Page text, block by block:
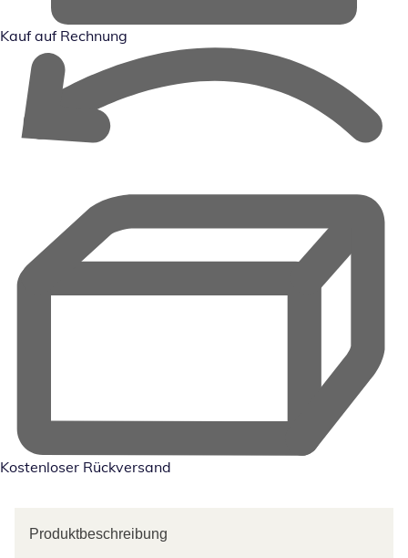
Kauf auf Rechnung
Kostenloser Rückversand
Produktbeschreibung